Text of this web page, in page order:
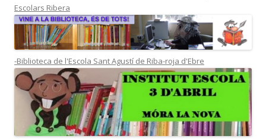
Escolars Ribera
-Biblioteca de l'Escola Sant Agustí de Riba-roja d'Ebre